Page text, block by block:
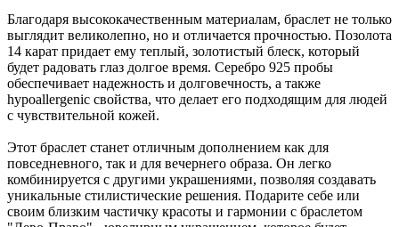
Благодаря высококачественным материалам, браслет не только
выглядит великолепно, но и отличается прочностью. Позолота
14 карат придает ему теплый, золотистый блеск, который
будет радовать глаз долгое время. Серебро 925 пробы
обеспечивает надежность и долговечность, а также
hypoallergenic свойства, что делает его подходящим для людей
с чувствительной кожей.
Этот браслет станет отличным дополнением как для
повседневного, так и для вечернего образа. Он легко
комбинируется с другими украшениями, позволяя создавать
уникальные стилистические решения. Подарите себе или
своим близким частичку красоты и гармонии с браслетом